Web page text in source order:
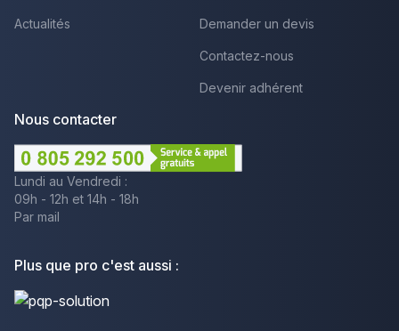
Actualités Demander un devis
Contactez-nous
Devenir adhérent
Nous contacter
Lundi au Vendredi :
09h - 12h et 14h - 18h
Par mail
Plus que pro c'est aussi :